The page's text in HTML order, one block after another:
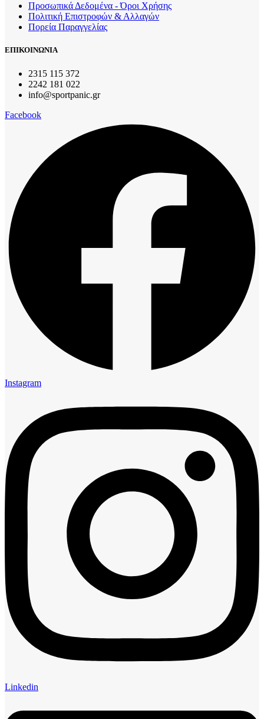
Προσωπικά Δεδομένα - Όροι Χρήσης
Πολιτική Επιστροφών & Αλλαγών
Πορεία Παραγγελίας
ΕΠΙΚΟΙΝΩΝΙΑ
2315 115 372
2242 181 022
info@sportpanic.gr
Facebook
Instagram
Linkedin